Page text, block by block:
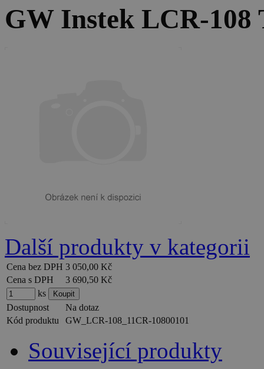
GW Instek LCR-108
Další produkty v kategorii
Cena bez DPH 3 050,00 Kč
Cena s DPH
3 690,50 Kč
ks
Dostupnost
Na dotaz
Kód produktu
GW_LCR-108_11CR-10800101
Související produkty